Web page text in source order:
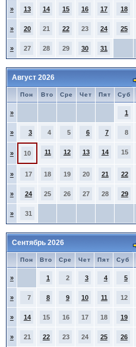
» 13 14 15 16 17 18
» 20 21 22 23 24 25
» 27 28 29 30 31
Август 2026
Пон Вто Сре Чет Пят Суб
» 1
» 3 4 5 6 7 8
» 10 11 12 13 14 15
» 17 18 19 20 21 22
» 24 25 26 27 28 29
» 31
Сентябрь 2026
Пон Вто Сре Чет Пят Суб
» 1 2 3 4 5
» 7 8 9 10 11 12
» 14 15 16 17 18 19
» 21 22 23 24 25 26